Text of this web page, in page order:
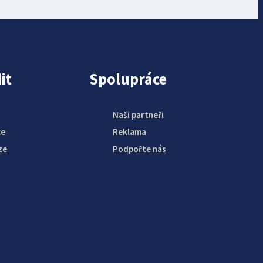
Spolupráce
Naši partneři
Reklama
Podpořte nás